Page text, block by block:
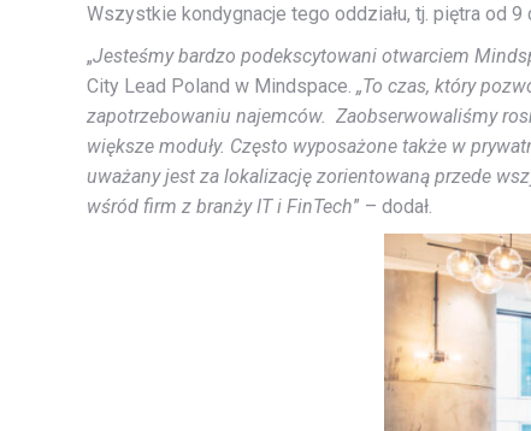
Wszystkie kondygnacje tego oddziału, tj. piętra od
„Jesteśmy bardzo podekscytowani otwarciem
City Lead Poland w Mindspace. „To czas, który
zapotrzebowaniu najemców. Zaobserwowaliśmy
większe moduły. Często wyposażone także w
uważany jest za lokalizację zorientowaną przede
wśród firm z branży IT i FinTech” – dodał.